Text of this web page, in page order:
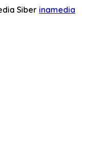
Siber inamedia